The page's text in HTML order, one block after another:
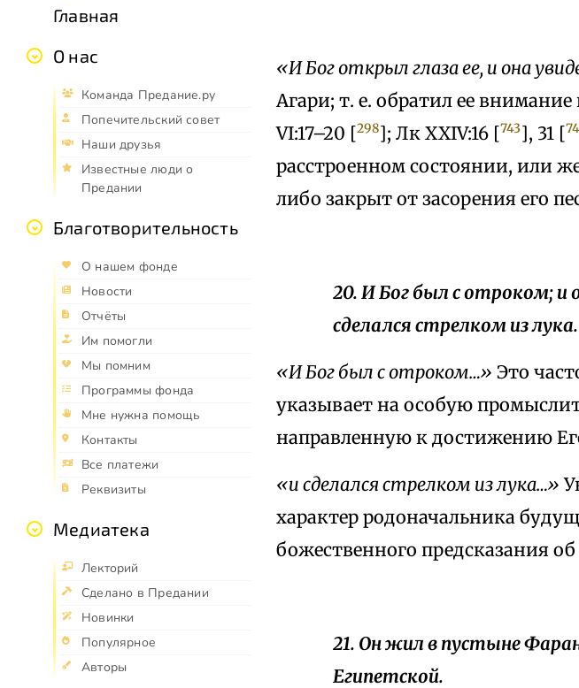
Главная
О нас
Команда Предание.ру
Попечительский совет
Наши друзья
Известные люди о
Предании
Благотворительность
О нашем фонде
Новости
Отчёты
Им помогли
Мы помним
Программы фонда
Мне нужна помощь
Контакты
Все платежи
Реквизиты
Медиатека
Лекторий
Сделано в Предании
Новинки
Популярное
Авторы
«И Бог открыл глаза ее, и она
Агари; т. е. обратил ее
VI:17–20 [298]; Лк XXIV:16 [743], 31 [
расстроенном состоянии, или
либо закрыт от засорения его
20. И Бог был с отроком;
сделался стрелком из лука.
«И Бог был с отроком…» Это
указывает на особую
направленную к достижению
«и сделался стрелком из лука…»
характер родоначальника
божественного предсказания
21. Он жил в пустыне
Египетской.